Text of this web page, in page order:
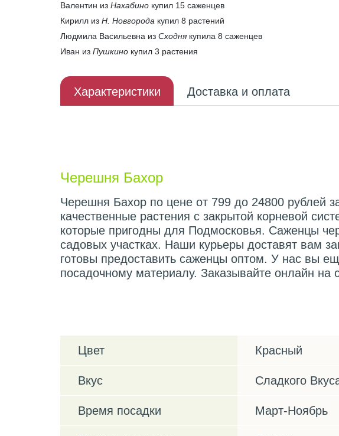
Валентин из Нахабино купил 15 саженцев
Кирилл из Н. Новгорода купил 8 растений
Людмила Васильевна из Сходня купила 8 саженцев
Иван из Пушкино купил 3 растения
Характеристики Доставка и оплата
Черешня Бахор
Черешня Бахор по цене от 799 до 24800 рублей
качественные растения с закрытой корневой
которые пригодны для Подмосковья. Саженцы
садовых участках. Наши курьеры доставят вам
готовы предоставить саженцы оптом. У нас вы
посадочному материалу. Заказывайте онлайн на
Цвет Красный
Вкус Сладкого
Время посадки Март-Ноябрь